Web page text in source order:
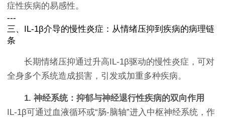
症性疾病的易感性。
---
三、IL-1β介导的慢性炎症：从情绪压抑到疾病的病理链
条
长期情绪压抑通过升高IL-1β驱动的慢性炎症，可对
全身多个系统造成损害，引发或加重多种疾病。
1. 神经系统：抑郁与神经退行性疾病的双向作用
IL-1β可通过血液循环或“肠-脑轴”进入中枢神经系统，作